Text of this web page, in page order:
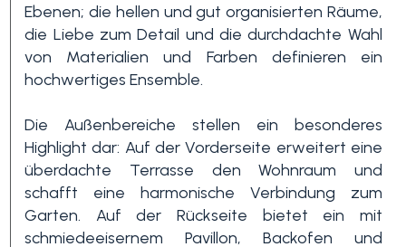
Ebenen; die hellen und gut organisierten Räume,
die Liebe zum Detail und die durchdachte Wahl
von Materialien und Farben definieren ein
hochwertiges Ensemble.
Die Außenbereiche stellen ein besonderes
Highlight dar: Auf der Vorderseite erweitert eine
überdachte Terrasse den Wohnraum und
schafft eine harmonische Verbindung zum
Garten. Auf der Rückseite bietet ein mit
schmiedeeisernem Pavillon, Backofen und
1
3+
Andere